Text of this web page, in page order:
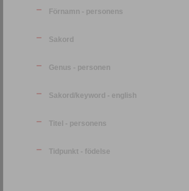
Förnamn - personens
Sakord
Genus - personen
Sakord/keyword - english
Titel - personens
Tidpunkt - födelse